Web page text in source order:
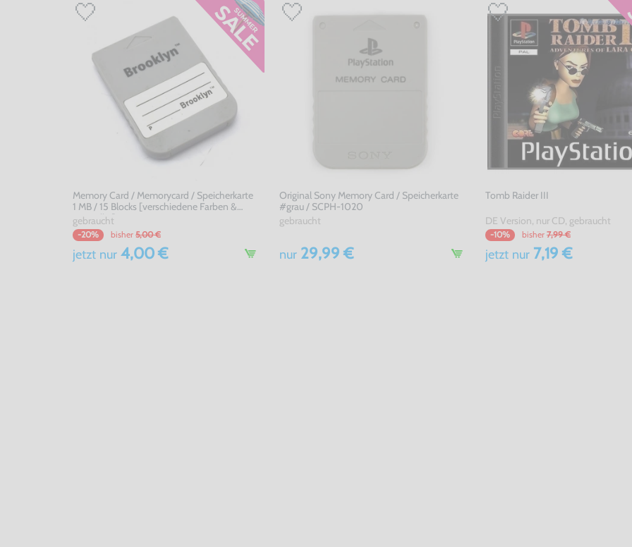
Memory Card / Memorycard / Speicherkarte
1 MB / 15 Blocks [verschiedene Farben &
Hersteller]
gebraucht
-20% bisher 5,00 €
jetzt nur 4,00 €
Original Sony Memory Card / Speicherkarte
#grau / SCPH-1020
gebraucht
nur29,99 €
Tomb Raider III
DE Version, nur CD, gebraucht
-10% bisher 7,99 €
jetzt nur 7,19 €